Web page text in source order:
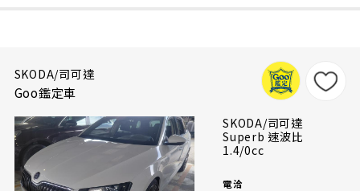
SKODA/司可達
Goo鑑定車
SKODA/司可達
Superb 速波比
1.4/0cc
電洽